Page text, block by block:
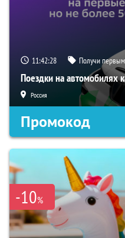
11:42:27 Получи
Поездки на автомобилях
Россия
Промокод
-10%